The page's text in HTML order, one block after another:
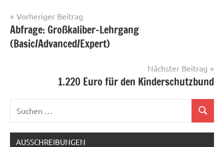
Beitragsnavigation
Vorheriger Beitrag
Abfrage: Großkaliber-Lehrgang
(Basic/Advanced/Expert)
Nächster Beitrag
1.220 Euro für den Kinderschutzbund
Suchen
AUSSCHREIBUNGEN